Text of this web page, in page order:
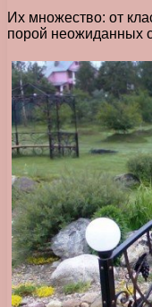
Их множество: от
порой неожиданных